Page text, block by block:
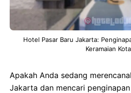
Hotel Pasar Baru Jakarta:
Keramaian Kota
Apakah Anda sedang
Jakarta dan mencari